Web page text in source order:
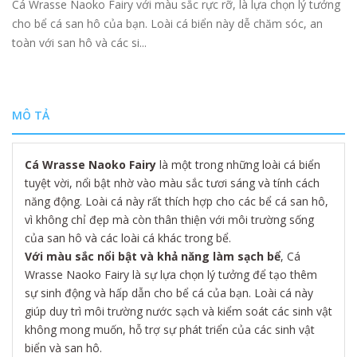
Cá Wrasse Naoko Fairy với màu sắc rực rỡ, là lựa chọn lý tưởng
cho bể cá san hô của bạn. Loài cá biển này dễ chăm sóc, an
toàn với san hô và các si...
MÔ TẢ
Cá Wrasse Naoko Fairy là một trong những loài cá biển
tuyệt vời, nổi bật nhờ vào màu sắc tươi sáng và tính cách
năng động. Loài cá này rất thích hợp cho các bể cá san hô,
vì không chỉ đẹp mà còn thân thiện với môi trường sống
của san hô và các loài cá khác trong bể.
Với màu sắc nổi bật và khả năng làm sạch bể, Cá
Wrasse Naoko Fairy là sự lựa chọn lý tưởng để tạo thêm
sự sinh động và hấp dẫn cho bể cá của bạn. Loài cá này
giúp duy trì môi trường nước sạch và kiểm soát các sinh vật
không mong muốn, hỗ trợ sự phát triển của các sinh vật
biển và san hô.